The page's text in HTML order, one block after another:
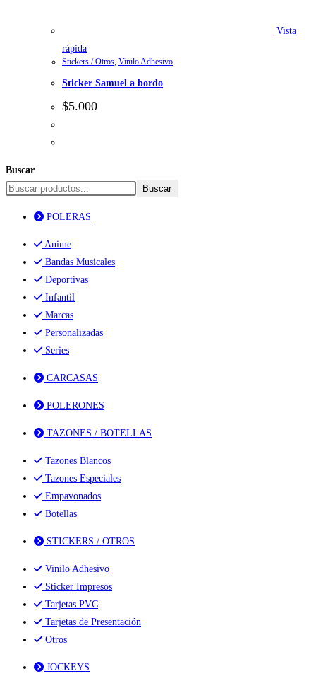
Vista
rápida
Stickers / Otros, Vinilo Adhesivo
Sticker Samuel a bordo
$5.000
Buscar
Buscar
POLERAS
Anime
Bandas Musicales
Deportivas
Infantil
Marcas
Personalizadas
Series
CARCASAS
POLERONES
TAZONES / BOTELLAS
Tazones Blancos
Tazones Especiales
Empavonados
Botellas
STICKERS / OTROS
Vinilo Adhesivo
Sticker Impresos
Tarjetas PVC
Tarjetas de Presentación
Otros
JOCKEYS